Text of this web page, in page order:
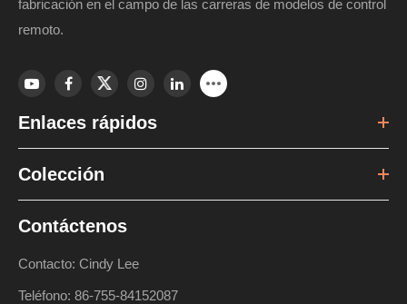
fabricación en el campo de las carreras de modelos de control
remoto.
Enlaces rápidos
Colección
Contáctenos
Contacto: Cindy Lee
Teléfono: 86-755-84152087